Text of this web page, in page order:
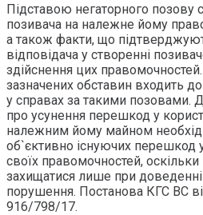
Підставою негаторного позову
позивача на належне йому
а також факти, що
відповідача у створенні
здійснення цих
зазначених обставин входить
у справах за такими позовами.
про усунення перешкод у
належним йому майном
об`єктивно існуючих перешкод
своїх правомочностей,
захищатися лише при
порушення. Постанова КГС ВС
916/798/17.